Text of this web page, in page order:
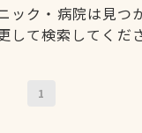
ク・病院は見つ
して検索してくだ
1